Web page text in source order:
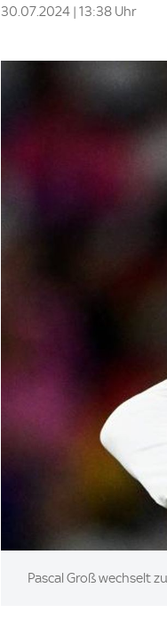
30.07.2024 | 13:38 Uhr
Image:
Pascal Groß wechselt